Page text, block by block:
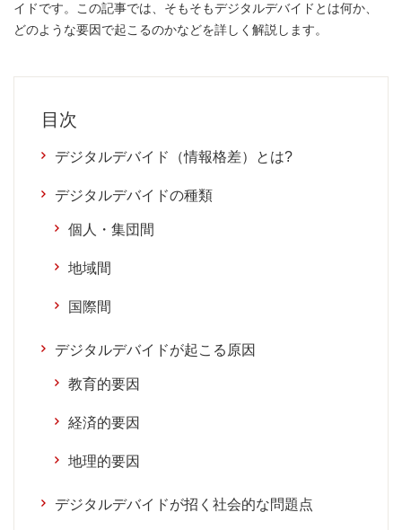
イドです。この記事では、そもそもデジタルデバイドとは何か、
どのような要因で起こるのかなどを詳しく解説します。
目次
デジタルデバイド（情報格差）とは?
デジタルデバイドの種類
個人・集団間
地域間
国際間
デジタルデバイドが起こる原因
教育的要因
経済的要因
地理的要因
デジタルデバイドが招く社会的な問題点